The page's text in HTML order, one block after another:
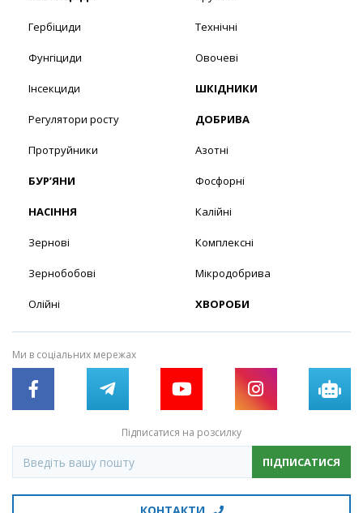
Гербіциди
Фунгіциди
Інсекциди
Регулятори росту
Протруйники
БУР’ЯНИ
НАСІННЯ
Зернові
Зернобобові
Олійні
Технічні
Овочеві
ШКІДНИКИ
ДОБРИВА
Азотні
Фосфорні
Калійні
Комплексні
Мікродобрива
ХВОРОБИ
Ми в соціальних мережах
Підписатися на розсилку
ПІДПИСАТИСЯ